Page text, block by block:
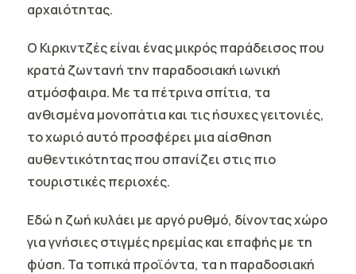
αρχαιότητας.
Ο Κιρκιντζέςείναι ένας μικρός παράδεισος που
κρατά ζωντανή την παραδοσιακή ιωνική
ατμόσφαιρα. Με τα πέτρινα σπίτια, τα
ανθισμένα μονοπάτια και τις ήσυχες γειτονιές,
το χωριό αυτό προσφέρει μια αίσθηση
αυθεντικότητας που σπανίζει στις πιο
τουριστικές περιοχές.
Εδώ η ζωή κυλάει με αργό ρυθμό, δίνοντας χώρο
για γνήσιες στιγμές ηρεμίας και επαφής με τη
φύση. Τα τοπικά προϊόντα, τα η παραδοσιακή